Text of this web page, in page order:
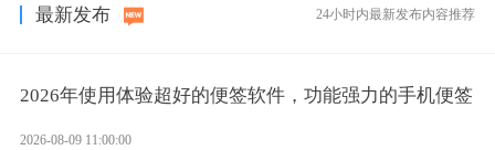
最新发布 24小时内最新发布内容推荐
2026年使用体验超好的便签软件，功能强力的手机便签
2026-08-09 11:00:00